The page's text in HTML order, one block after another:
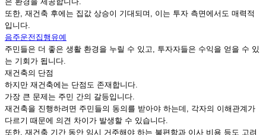
또한, 재건축 후에는 집값 상승이 기대되며, 이는 투자 측면에서도 매력적
입니다.
음주운전집행유예
주민들은 더 좋은 생활 환경을 누릴 수 있고, 투자자들은 수익을 얻을 수 있
는 기회가 됩니다.
재건축의 단점
하지만 재건축에는 단점도 존재합니다.
가장 큰 문제는 주민 간의 갈등입니다.
재건축을 진행하려면 주민들의 동의를 받아야 하는데, 각자의 이해관계가
다르기 때문에 의견 차이가 발생할 수 있습니다.
또한, 재건축 기간 동안 임시 거주해야 하는 불편함과 이사 비용 등도 고려